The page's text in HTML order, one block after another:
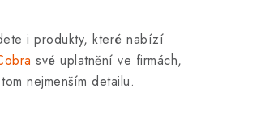
i produkty, které nabízí
své uplatnění ve firmách,
nejmenším detailu.